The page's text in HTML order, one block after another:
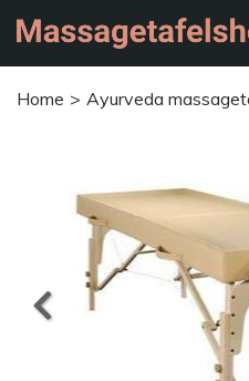
Home Ayurveda